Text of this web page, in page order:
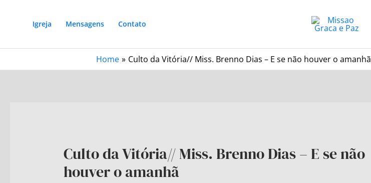
Igreja Mensagens Contato
Home Culto da Vitória// Miss. Brenno Dias – E se não houver o amanhã
Culto da Vitória// Miss. Brenno Dias – E se não
houver o amanhã